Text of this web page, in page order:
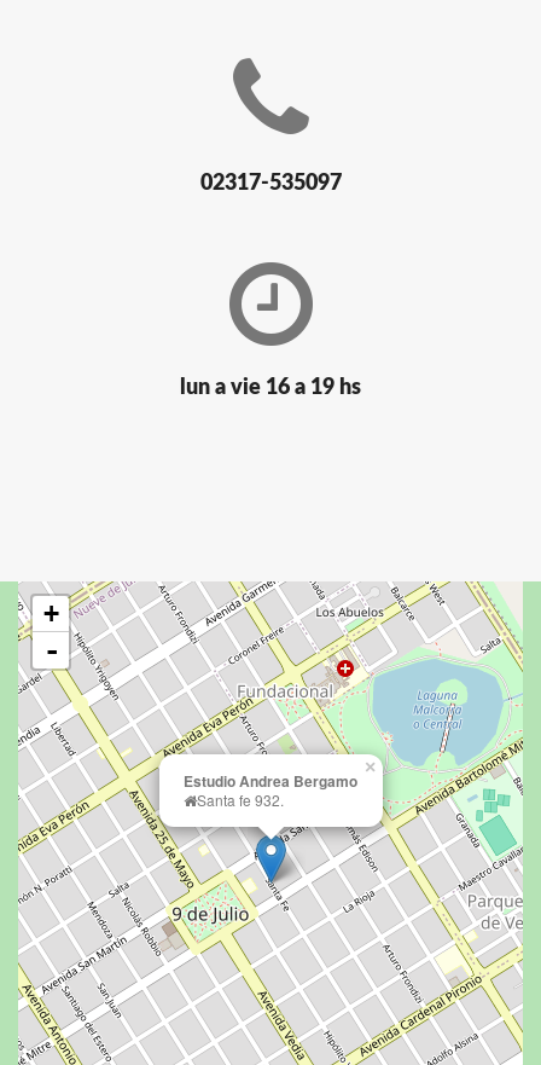
02317-535097
lun a vie 16 a 19 hs
×
Estudio Andrea Bergamo
Santa fe 932.
+
-